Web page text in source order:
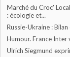
Marché du Croc'
: écologie et...
Russie-Ukraine :
Humour. France Inter
Ulrich Siegmund